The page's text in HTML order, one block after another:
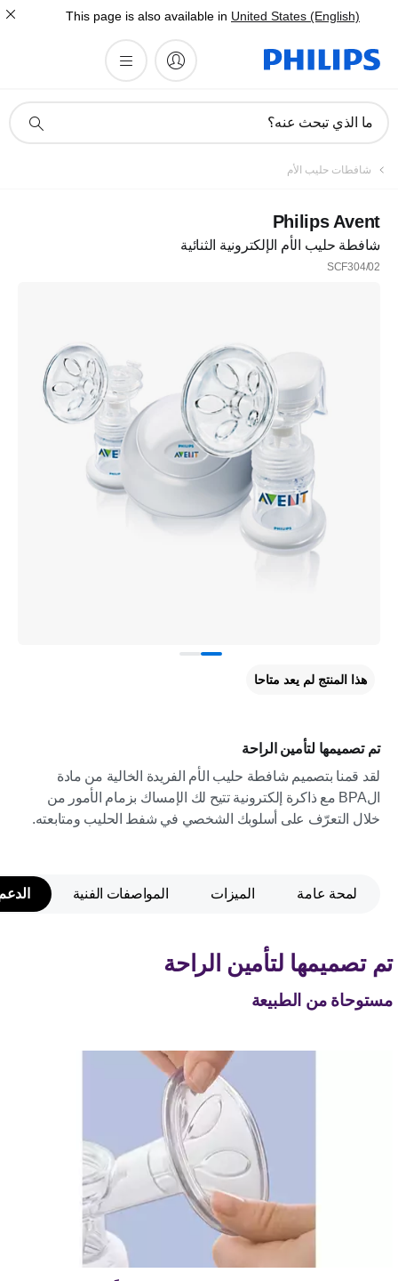
This page is also available in United States (English)
دعم
ما الذي تبحث عنه؟
تسجيل
تسجيل
شافطات حليب الأم
Philips Avent
شافطة حليب الأم الإلكترونية الثنائية
SCF304/02
تم تصميمها لتأمين الراحة
لقد قمنا بتصميم شافطة حليب الأم الفريدة الخالية من مادة
الBPA مع ذاكرة إلكترونية تتيح لك الإمساك بزمام الأمور من
خلال التعرّف على أسلوبك الشخصي في شفط الحليب ومتابعته.
هذا المنتج لم يعد متاحا
لمحة عامة الميزات المواصفات الفنية
تم تصميمها لتأمين الراحة
مستوحاة من الطبيعة